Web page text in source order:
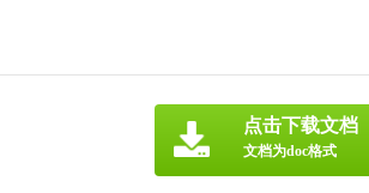
点击下载文档
文档为doc格式